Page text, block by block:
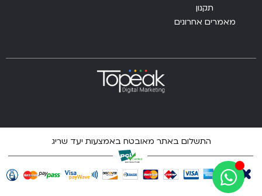
תקנון
מאמרים אחרונים
התשלום באתר מאובטח באמצעות יעד שריג